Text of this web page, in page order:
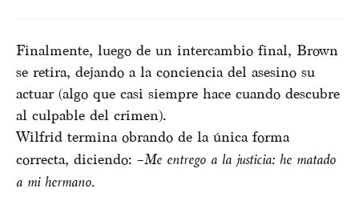
Finalmente, luego de un intercambio final, Brown
se retira, dejando a la conciencia del asesino su
actuar (algo que casi siempre hace cuando descubre
al culpable del crimen).
Wilfrid termina obrando de la única forma
correcta, diciendo: –Me entrego a la justicia: he matado
a mi hermano.